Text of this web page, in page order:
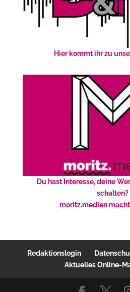
Hier kommt ihr zu
Du hast Interesse, deine
schalten?
moritz.medien
Redaktionslogin
Aktuelles Online-